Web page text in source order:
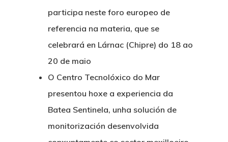
participa neste foro europeo de
referencia na materia, que se
celebrará en Lárnac (Chipre) do 18 ao
20 de maio
O Centro Tecnolóxico do Mar
presentou hoxe a experiencia da
Batea Sentinela, unha solución de
monitorización desenvolvida